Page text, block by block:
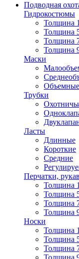
Подводная
Гидрокостюмы
Толщина
Толщина
Толщина
Толщина
Маски
Объемные
Трубки
Ласты
Длинные
Короткие
Средние
Перчатки,
Толщина
Толщина
Толщина
Толщина
Носки
Толщина
Толщина
Толщина
Толщина